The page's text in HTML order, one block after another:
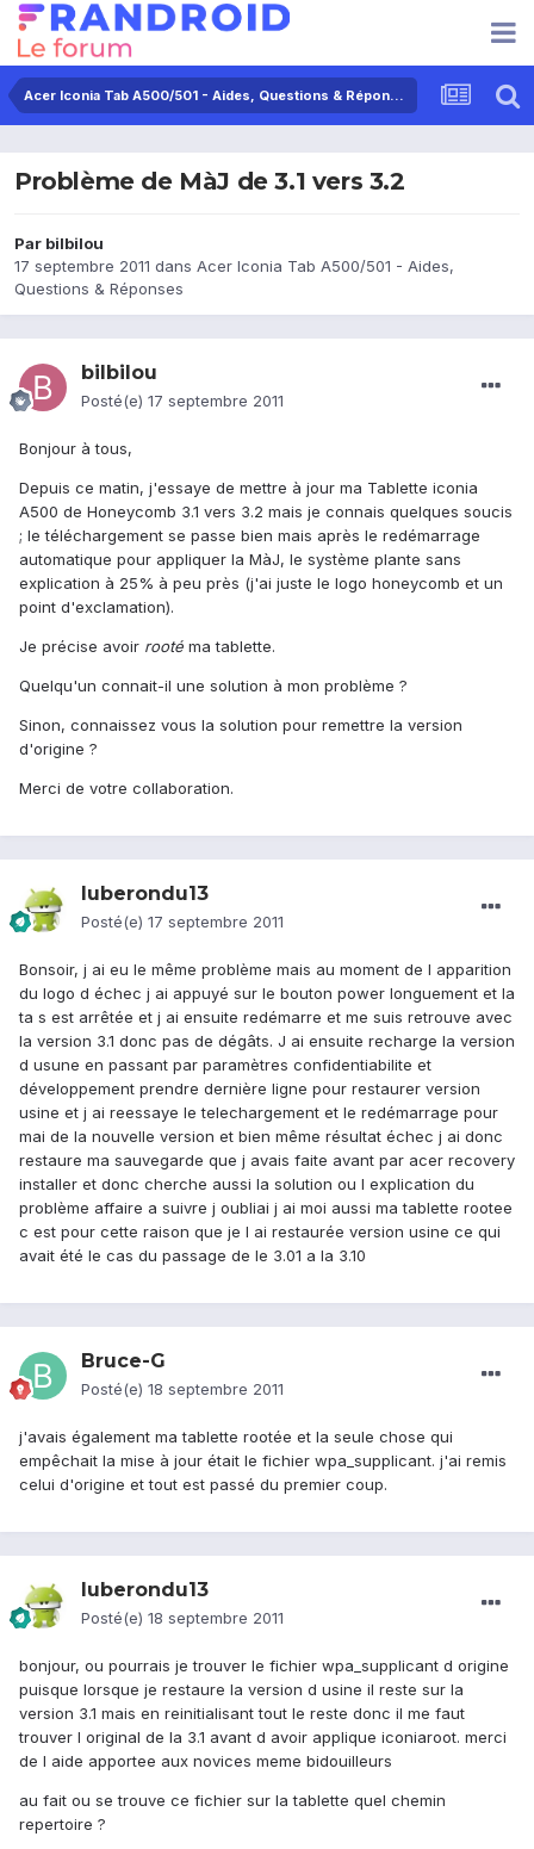
Acer Iconia Tab A500/501 - Aides, Questions & Réponses
Problème de MàJ de 3.1 vers 3.2
Par bilbilou
17 septembre 2011 dans Acer Iconia Tab A500/501 - Aides,
Questions & Réponses
bilbilou
Posté(e) 17 septembre 2011
Bonjour à tous,
Depuis ce matin, j'essaye de mettre à jour ma Tablette iconia
A500 de Honeycomb 3.1 vers 3.2 mais je connais quelques soucis
; le téléchargement se passe bien mais après le redémarrage
automatique pour appliquer la MàJ, le système plante sans
explication à 25% à peu près (j'ai juste le logo honeycomb et un
point d'exclamation).
Je précise avoir rooté ma tablette.
Quelqu'un connait-il une solution à mon problème ?
Sinon, connaissez vous la solution pour remettre la version
d'origine ?
Merci de votre collaboration.
luberondu13
Posté(e) 17 septembre 2011
Bonsoir, j ai eu le même problème mais au moment de l apparition
du logo d échec j ai appuyé sur le bouton power longuement et la
ta s est arrêtée et j ai ensuite redémarre et me suis retrouve avec
la version 3.1 donc pas de dégâts. J ai ensuite recharge la version
d usune en passant par paramètres confidentiabilite et
développement prendre dernière ligne pour restaurer version
usine et j ai reessaye le telechargement et le redémarrage pour
mai de la nouvelle version et bien même résultat échec j ai donc
restaure ma sauvegarde que j avais faite avant par acer recovery
installer et donc cherche aussi la solution ou l explication du
problème affaire a suivre j oubliai j ai moi aussi ma tablette rootee
c est pour cette raison que je l ai restaurée version usine ce qui
avait été le cas du passage de le 3.01 a la 3.10
Bruce-G
Posté(e) 18 septembre 2011
j'avais également ma tablette rootée et la seule chose qui
empêchait la mise à jour était le fichier wpa_supplicant. j'ai remis
celui d'origine et tout est passé du premier coup.
luberondu13
Posté(e) 18 septembre 2011
bonjour, ou pourrais je trouver le fichier wpa_supplicant d origine
puisque lorsque je restaure la version d usine il reste sur la
version 3.1 mais en reinitialisant tout le reste donc il me faut
trouver l original de la 3.1 avant d avoir applique iconiaroot. merci
de l aide apportee aux novices meme bidouilleurs
au fait ou se trouve ce fichier sur la tablette quel chemin
repertoire ?